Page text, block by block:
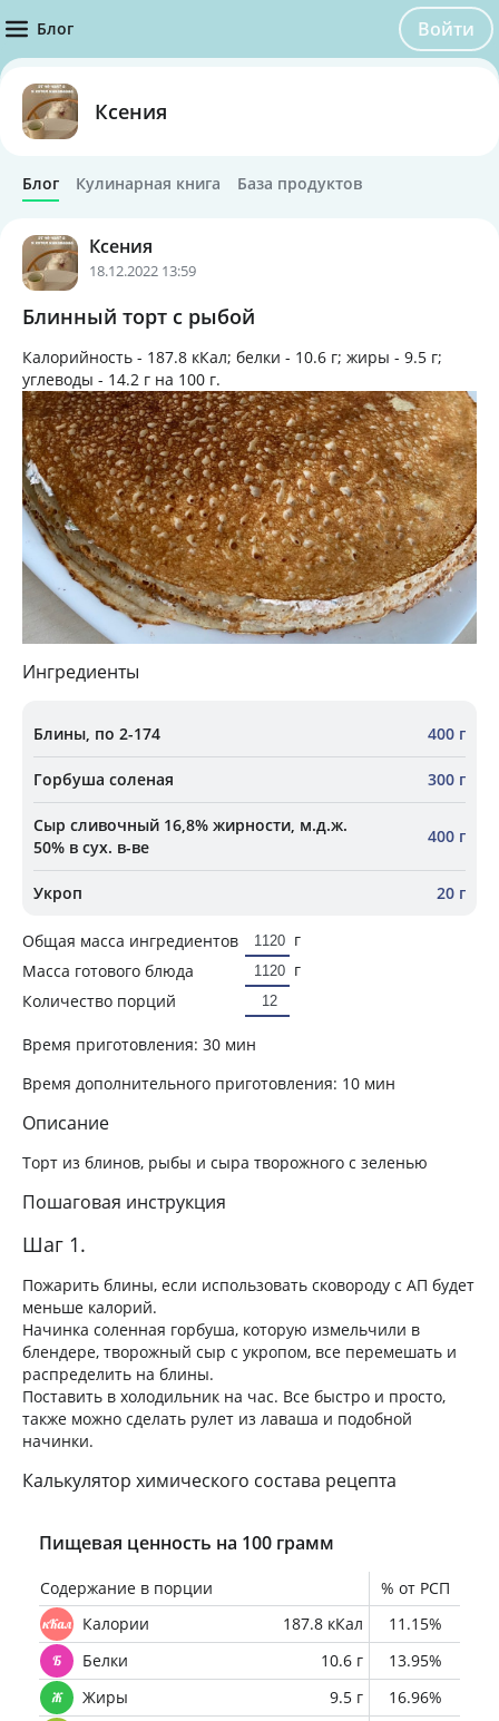
Блог Войти
Ксения
Блог Кулинарная книга База продуктов
Ксения
18.12.2022 13:59
Блинный торт с рыбой
Калорийность - 187.8 кКал; белки - 10.6 г; жиры - 9.5 г;
углеводы - 14.2 г на 100 г.
Ингредиенты
Блины, по 2-174 400 г
Горбуша соленая 300 г
Сыр сливочный 16,8% жирности, м.д.ж.
50% в сух. в-ве
400 г
Укроп 20 г
Общая масса ингредиентов
г
Масса готового блюда
г
Количество порций
Время приготовления: 30 мин
Время дополнительного приготовления: 10 мин
Описание
Торт из блинов, рыбы и сыра творожного с зеленью
Пошаговая инструкция
Шаг 1.
Пожарить блины, если использовать сковороду с АП будет
меньше калорий.
Начинка соленная горбуша, которую измельчили в
блендере, творожный сыр с укропом, все перемешать и
распределить на блины.
Поставить в холодильник на час. Все быстро и просто,
также можно сделать рулет из лаваша и подобной
начинки.
Калькулятор химического состава рецепта
Пищевая ценность на 100 грамм
Содержание в порции
% от РСП
Калории
187.8 кКал
11.15%
Белки
10.6 г
13.95%
Жиры
9.5 г
16.96%